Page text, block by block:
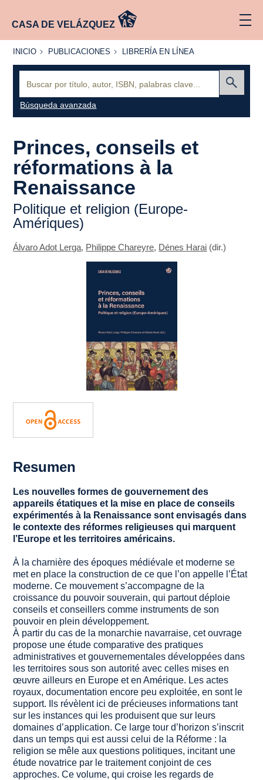
CASA DE VELÁZQUEZ
INICIO
INICIO PUBLICACIONES
PUBLICACIONES
LIBRERÍA
LÍNEA
LIBRERÍA EN LÍNEA
Búsqueda avanzada
Princes, conseils et
réformations à la
Renaissance
Politique et religion (Europe-
Amériques)
Álvaro Adot Lerga, Philippe Chareyre, Dénes Harai (dir.)
Resumen
Les nouvelles formes de gouvernement des
appareils étatiques et la mise en place de conseils
expérimentés à la Renaissance sont envisagés dans
le contexte des réformes religieuses qui marquent
l’Europe et les territoires américains.
À la charnière des époques médiévale et moderne se
met en place la construction de ce que l’on appelle l’État
moderne. Ce mouvement s’accompagne de la
croissance du pouvoir souverain, qui partout déploie
conseils et conseillers comme instruments de son
pouvoir en plein développement.
À partir du cas de la monarchie navarraise, cet ouvrage
propose une étude comparative des pratiques
administratives et gouvernementales développées dans
les territoires sous son autorité avec celles mises en
œuvre ailleurs en Europe et en Amérique. Les actes
royaux, documentation encore peu exploitée, en sont le
support. Ils révèlent ici de précieuses informations tant
sur les instances qui les produisent que sur leurs
domaines d’application. Ce large tour d’horizon s’inscrit
dans un temps qui est aussi celui de la Réforme : la
religion se mêle aux questions politiques, incitant une
étude novatrice par le traitement conjoint de ces
approches. Ce volume, qui croise les regards de